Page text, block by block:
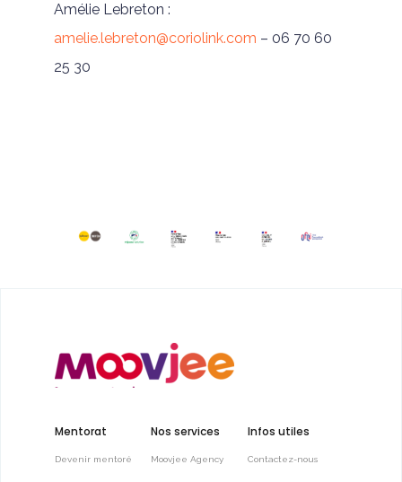
Amélie Lebreton :
amelie.lebreton@coriolink.com – 06 70 60
25 30
Mentorat
Devenir mentoré
Nos services
Moovjee Agency
Infos utiles
Contactez-nous